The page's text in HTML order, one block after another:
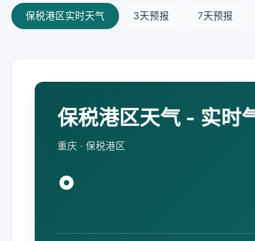
保税港区实时天气 3天预报 7天预报
保税港区天气 - 实时
重庆 · 保税港区
°